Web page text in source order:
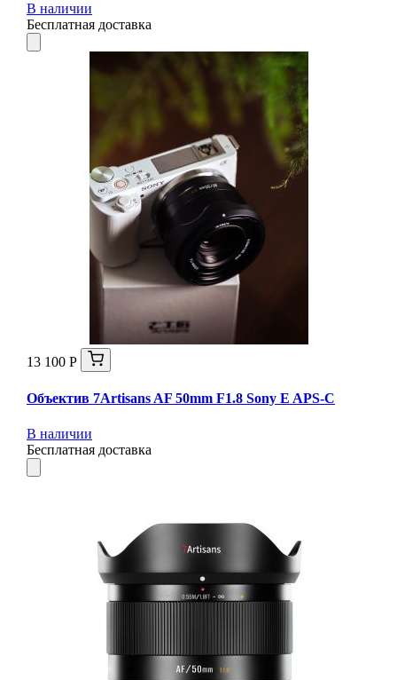
В наличии
Бесплатная доставка
13 100 Р
Объектив 7Artisans AF 50mm F1.8 Sony E APS-C
В наличии
Бесплатная доставка